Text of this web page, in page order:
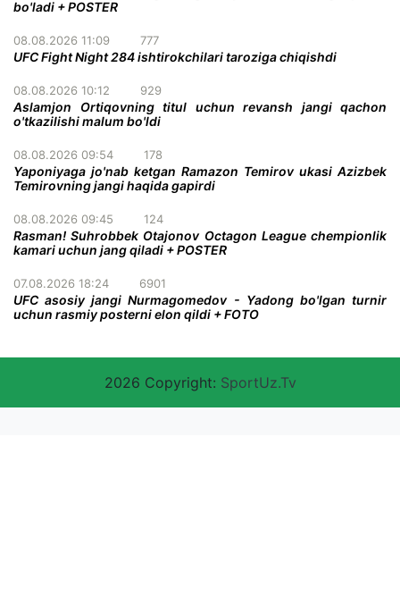
bo'ladi + POSTER
08.08.2026 11:09 777
UFC Fight Night 284 ishtirokchilari taroziga chiqishdi
08.08.2026 10:12 929
Aslamjon Ortiqovning titul uchun revansh jangi qachon
o'tkazilishi malum bo'ldi
08.08.2026 09:54 178
Yaponiyaga jo'nab ketgan Ramazon Temirov ukasi Azizbek
Temirovning jangi haqida gapirdi
08.08.2026 09:45 124
Rasman! Suhrobbek Otajonov Octagon League chempionlik
kamari uchun jang qiladi + POSTER
07.08.2026 18:24 6901
UFC asosiy jangi Nurmagomedov - Yadong bo'lgan turnir
uchun rasmiy posterni elon qildi + FOTO
2026 Copyright: SportUz.Tv